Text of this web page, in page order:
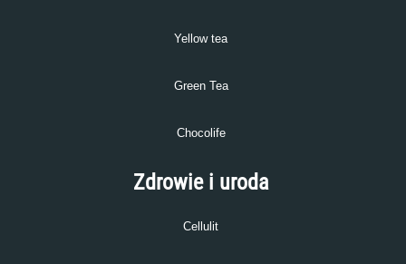
Yellow tea
Green Tea
Chocolife
Zdrowie i uroda
Cellulit